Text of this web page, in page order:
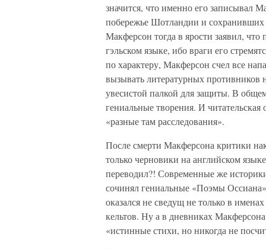
значится, что именно его записывал
побережье Шотландии и
Макферсон тогда в ярости заявил,
гэльском языке, ибо враги его
по характеру, Макферсон счел все
вызывать литературных противников
увесистой палкой для защиты. В
гениальные творения. И читательская
«разные там расследования».
После смерти Макферсона критики
только черновики на английском
переводил?! Современные же
сочинял гениальные «Поэмы
оказался не сведущ не только в
кельтов. Ну а в дневниках
«истинные стихи, но никогда не